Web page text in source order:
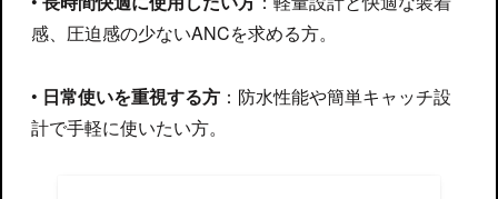
感、圧迫感の少ないANCを求める方。
• 日常使いを重視する方 ：防水性能や簡単キャッチ設
計で手軽に使いたい方。